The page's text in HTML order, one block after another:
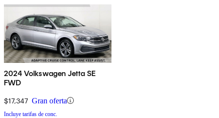
2024 Volkswagen Jetta SE
FWD
$17,347 Gran oferta
Incluye tarifas de conc.